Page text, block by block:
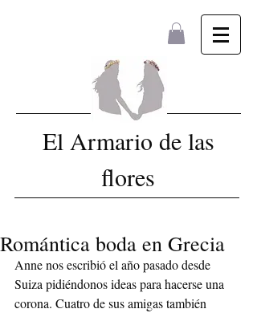
El Armario de las
flores
Romántica boda en Grecia
Anne nos escribió el año pasado desde
Suiza pidiéndonos ideas para hacerse una
corona. Cuatro de sus amigas también